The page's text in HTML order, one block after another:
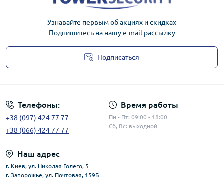
Узнавайте первым об акциях и скидках
Подпишитесь на нашу e-mail рассылку
Подписаться
Телефоны:
+38 (097) 424 77 77
+38 (066) 424 77 77
Время работы
Пн - Пт: 09:00 - 18:00
Сб, Вс: выходной
Наш адрес
г. Киев, ул. Николая Голего, 5
г. Запорожье, ул. Почтовая, 159Б